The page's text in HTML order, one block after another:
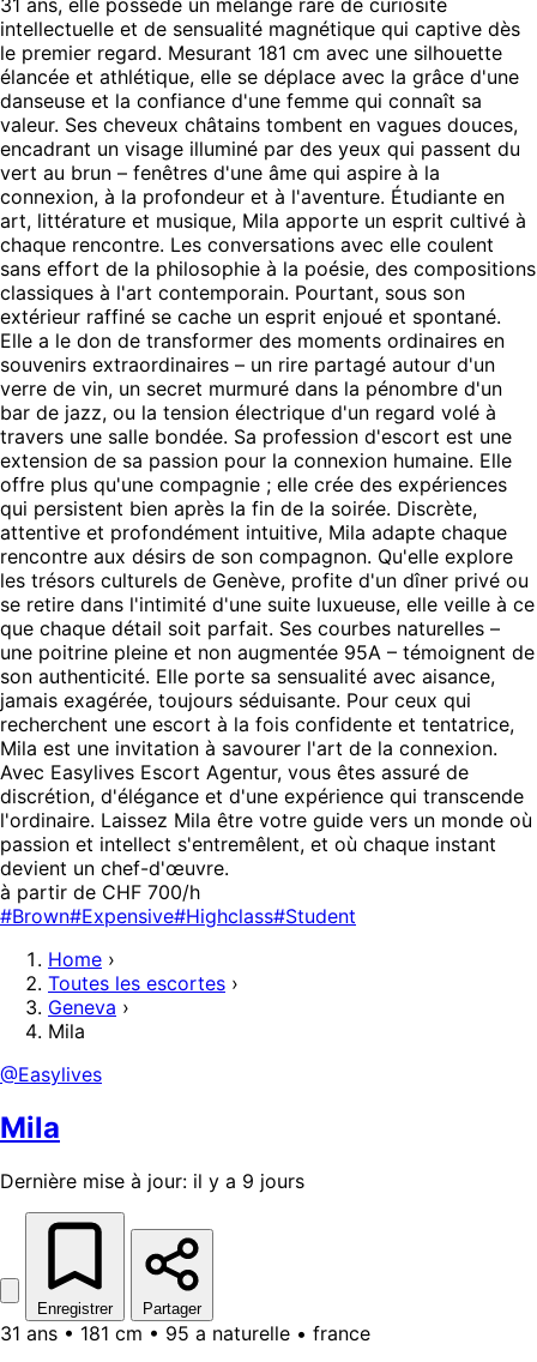
intellectuelle et de sensualité magnétique qui captive dès
le premier regard. Mesurant 181 cm avec une silhouette
élancée et athlétique, elle se déplace avec la grâce d'une
danseuse et la confiance d'une femme qui connaît sa
valeur. Ses cheveux châtains tombent en vagues douces,
encadrant un visage illuminé par des yeux qui passent du
vert au brun – fenêtres d'une âme qui aspire à la
connexion, à la profondeur et à l'aventure. Étudiante en
art, littérature et musique, Mila apporte un esprit cultivé à
chaque rencontre. Les conversations avec elle coulent
sans effort de la philosophie à la poésie, des compositions
classiques à l'art contemporain. Pourtant, sous son
extérieur raffiné se cache un esprit enjoué et spontané.
Elle a le don de transformer des moments ordinaires en
souvenirs extraordinaires – un rire partagé autour d'un
verre de vin, un secret murmuré dans la pénombre d'un
bar de jazz, ou la tension électrique d'un regard volé à
travers une salle bondée. Sa profession d'escort est une
extension de sa passion pour la connexion humaine. Elle
offre plus qu'une compagnie ; elle crée des expériences
qui persistent bien après la fin de la soirée. Discrète,
attentive et profondément intuitive, Mila adapte chaque
rencontre aux désirs de son compagnon. Qu'elle explore
les trésors culturels de Genève, profite d'un dîner privé ou
se retire dans l'intimité d'une suite luxueuse, elle veille à ce
que chaque détail soit parfait. Ses courbes naturelles –
une poitrine pleine et non augmentée 95A – témoignent de
son authenticité. Elle porte sa sensualité avec aisance,
jamais exagérée, toujours séduisante. Pour ceux qui
recherchent une escort à la fois confidente et tentatrice,
Mila est une invitation à savourer l'art de la connexion.
Avec Easylives Escort Agentur, vous êtes assuré de
discrétion, d'élégance et d'une expérience qui transcende
l'ordinaire. Laissez Mila être votre guide vers un monde où
passion et intellect s'entremêlent, et où chaque instant
devient un chef-d'œuvre.
à partir de CHF 700/h
#Brown#Expensive#Highclass#Student
Home ›
Toutes les escortes ›
Geneva ›
Mila
@Easylives
Mila
Dernière mise à jour: il y a 9 jours
Enregistrer Partager
31 ans • 181 cm • 95 a naturelle • france